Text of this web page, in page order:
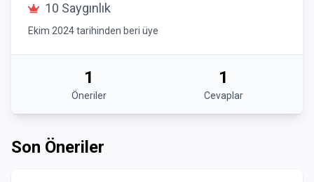
10 Saygınlık
Ekim 2024tarihinden beri üye
1
Öneriler
1
Cevaplar
Son Öneriler